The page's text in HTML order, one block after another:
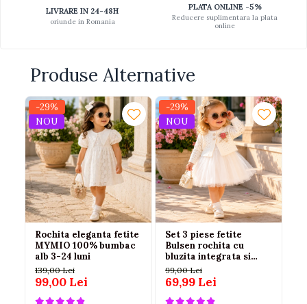
LIVRARE IN 24-48H
oriunde in Romania
PLATA ONLINE -5%
Reducere suplimentara la plata
online
Produse Alternative
-29%
NOU
Rochita eleganta fetite
MYMIO 100% bumbac
alb 3-24 luni
139,00 Lei
99,00 Lei
-29%
NOU
Set 3 piese fetite
Bulsen rochita cu
bluzita integrata si
jerseu alb 100%
bumbac
99,00 Lei
69,99 Lei